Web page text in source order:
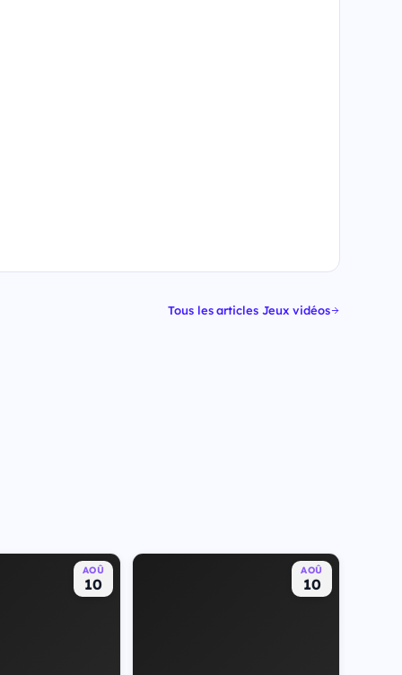
Tous les articles Jeux vidéos
AOÛ
10
AOÛ
10